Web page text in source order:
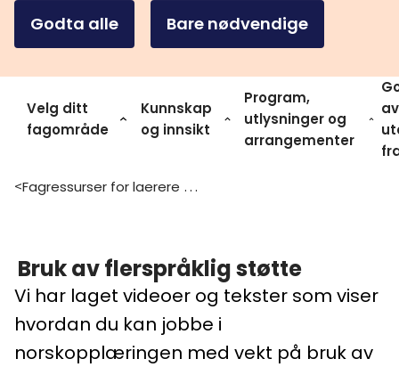
Godta alle Bare nødvendige
Velg ditt
fagområde
Kunnskap
og innsikt
Program,
utlysninger og
arrangementer
av
> Fagressurser for laerere og ledere
Bruk av flerspråklig støtte
Vi har laget videoer og tekster som viser
hvordan du kan jobbe i
norskopplæringen med vekt på bruk av